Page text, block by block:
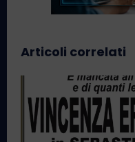
Articoli correlati